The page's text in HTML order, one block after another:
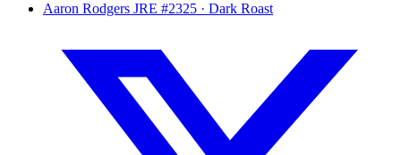
Aaron Rodgers JRE #2325 · Dark Roast